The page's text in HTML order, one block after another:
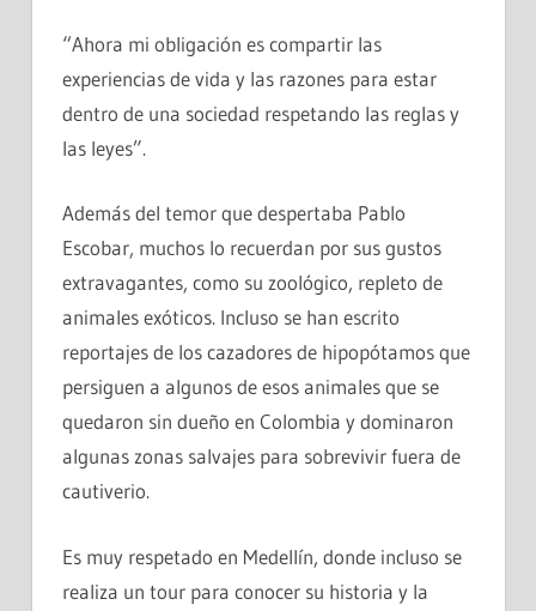
“Ahora mi obligación es compartir las
experiencias de vida y las razones para estar
dentro de una sociedad respetando las reglas y
las leyes”.
Además del temor que despertaba Pablo
Escobar, muchos lo recuerdan por sus gustos
extravagantes, como su zoológico, repleto de
animales exóticos. Incluso se han escrito
reportajes de los cazadores de hipopótamos que
persiguen a algunos de esos animales que se
quedaron sin dueño en Colombia y dominaron
algunas zonas salvajes para sobrevivir fuera de
cautiverio.
Es muy respetado en Medellín, donde incluso se
realiza un tour para conocer su historia y la